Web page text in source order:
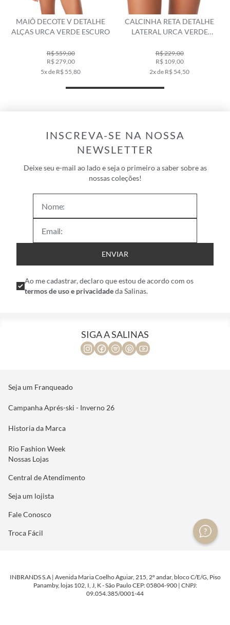
V DETALHE
VERDE ESCURO
CALCINHA RETA DETALHE
LATERAL URCA VERDE
TOP MEIA
URCA
INSCREVA-SE NA NOSSA
NEWSLETTER
Deixe seu e-mail ao lado e seja o primeiro a saber sobre as
nossas coleções!
ENVIAR
Ao me cadastrar, declaro que estou de acordo com os
termos de uso e privacidadeda Salinas.
SIGA A SALINAS
Seja um Franqueado
Campanha Aprés-ski - Inverno 26
Historia da Marca
Rio Fashion Week
Nossas Lojas
Central de Atendimento
Seja um lojista
Fale Conosco
Troca Fácil
INBRANDS S.A | Avenida Maria Coelho Aguiar, 215, 2º andar, bloco C/E/G, Piso
Panamby, lojas 102, I, J, K - São Paulo CEP: 05804-900 | CNPJ:
09.054.385/0001-44